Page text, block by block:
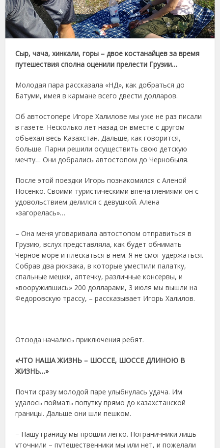
Сыр, чача, хинкали, горы – двое костанайцев за время
путешествия сполна оценили прелести Грузии…
Молодая пара рассказала «НД», как добраться до
Батуми, имея в кармане всего двести долларов.
Об автостопере Игоре Халилове мы уже не раз писали
в газете. Несколько лет назад он вместе с другом
объехал весь Казахстан. Дальше, как говорится,
больше. Парни решили осуществить свою детскую
мечту… Они добрались автостопом до Чернобыля.
После этой поездки Игорь познакомился с Аленой
Носенко. Своими туристическими впечатлениями он с
удовольствием делился с девушкой. Алена
«загорелась»…
– Она меня уговаривала автостопом отправиться в
Грузию, вслух представляла, как будет обнимать
Черное море и плескаться в нем. Я не смог удержаться.
Собрав два рюкзака, в которые уместили палатку,
спальные мешки, аптечку, различные консервы, и
«вооружившись» 200 долларами, 3 июля мы вышли на
Федоровскую трассу, – рассказывает Игорь Халилов.
Отсюда начались приключения ребят.
«ЧТО НАША ЖИЗНЬ – ШОССЕ, ШОССЕ ДЛИНОЮ В
ЖИЗНЬ…»
Почти сразу молодой паре улыбнулась удача. Им
удалось поймать попутку прямо до казахстанской
границы. Дальше они шли пешком.
– Нашу границу мы прошли легко. Пограничники лишь
уточнили – путешественники мы или нет, и пожелали